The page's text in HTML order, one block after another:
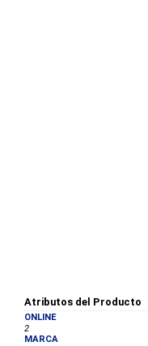
Atributos del Producto
ONLINE
2
MARCA